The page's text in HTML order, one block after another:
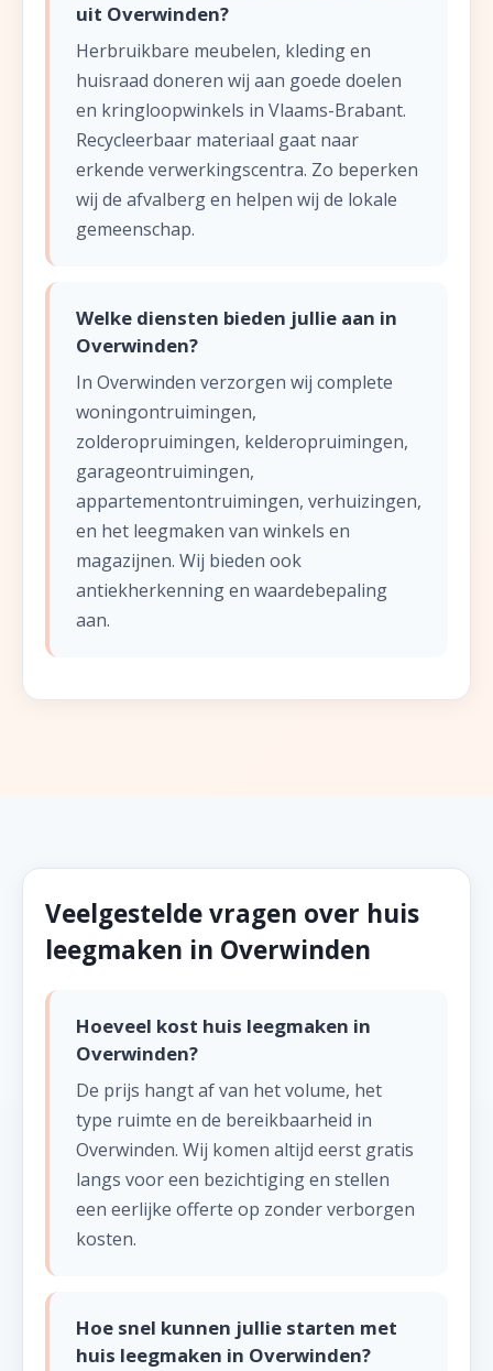
uit Overwinden?
Herbruikbare meubelen, kleding en
huisraad doneren wij aan goede doelen
en kringloopwinkels in Vlaams-Brabant.
Recycleerbaar materiaal gaat naar
erkende verwerkingscentra. Zo beperken
wij de afvalberg en helpen wij de lokale
gemeenschap.
Welke diensten bieden jullie aan in
Overwinden?
In Overwinden verzorgen wij complete
woningontruimingen,
zolderopruimingen, kelderopruimingen,
garageontruimingen,
appartementontruimingen, verhuizingen,
en het leegmaken van winkels en
magazijnen. Wij bieden ook
antiekherkenning en waardebepaling
aan.
Veelgestelde vragen over huis
leegmaken in Overwinden
Hoeveel kost huis leegmaken in
Overwinden?
De prijs hangt af van het volume, het
type ruimte en de bereikbaarheid in
Overwinden. Wij komen altijd eerst gratis
langs voor een bezichtiging en stellen
een eerlijke offerte op zonder verborgen
kosten.
Hoe snel kunnen jullie starten met
huis leegmaken in Overwinden?